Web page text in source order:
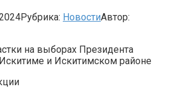
Рубрика: НовостиАвтор: